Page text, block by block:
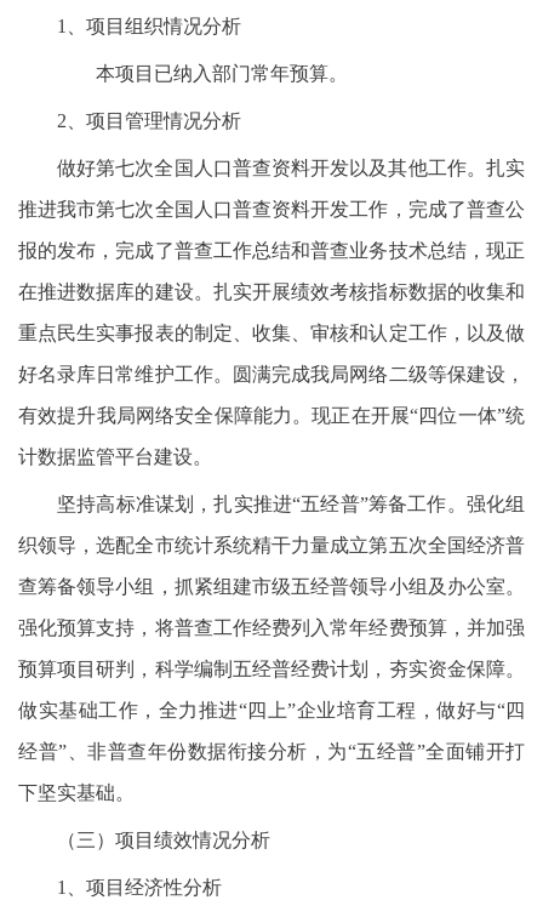
1、项目组织情况分析
本项目已纳入部门常年预算。
2、项目管理情况分析
做好第七次全国人口普查资料开发以及其他工作。扎实
推进我市第七次全国人口普查资料开发工作，完成了普查公
报的发布，完成了普查工作总结和普查业务技术总结，现正
在推进数据库的建设。扎实开展绩效考核指标数据的收集和
重点民生实事报表的制定、收集、审核和认定工作，以及做
好名录库日常维护工作。圆满完成我局网络二级等保建设，
有效提升我局网络安全保障能力。现正在开展“四位一体”统
计数据监管平台建设。
坚持高标准谋划，扎实推进“五经普”筹备工作。强化组
织领导，选配全市统计系统精干力量成立第五次全国经济普
查筹备领导小组，抓紧组建市级五经普领导小组及办公室。
强化预算支持，将普查工作经费列入常年经费预算，并加强
预算项目研判，科学编制五经普经费计划，夯实资金保障。
做实基础工作，全力推进“四上”企业培育工程，做好与“四
经普”、非普查年份数据衔接分析，为“五经普”全面铺开打
下坚实基础。
（三）项目绩效情况分析
1、项目经济性分析